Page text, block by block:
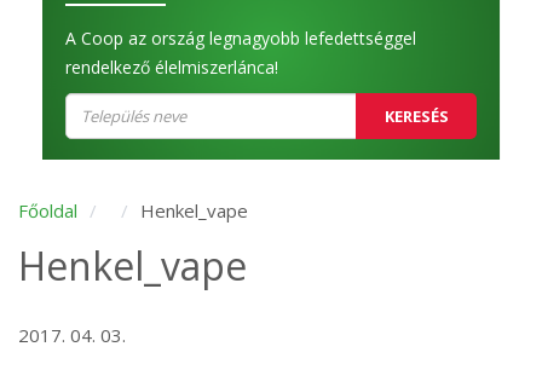
A Coop az ország legnagyobb lefedettséggel
rendelkező élelmiszerlánca!
KERESÉS
Főoldal Henkel_vape
Henkel_vape
2017. 04. 03.